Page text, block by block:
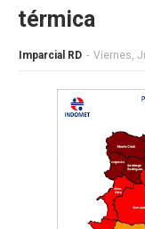
térmica
Imparcial RD - Viernes,